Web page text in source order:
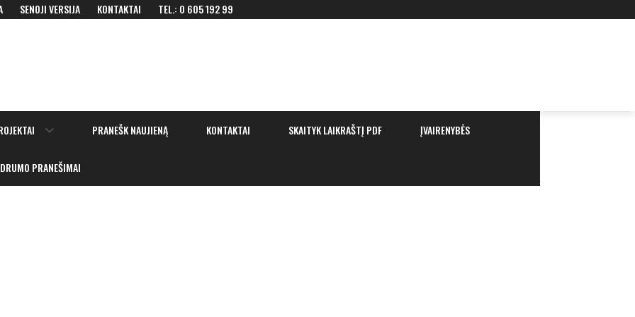
SENOJI VERSIJA KONTAKTAI TEL.: 0 605 192 99
Show
PRANEŠK NAUJIENĄ KONTAKTAI SKAITYK LAIKRAŠTĮ PDF ĮVAIRENYBĖS
PRANEŠIMAI